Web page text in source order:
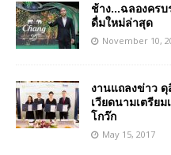
ช้าง…ฉลองครบ
ดื่มใหม่ล่าสุด
November 10,
งานแถลงข่าว
เวียดนามเตรีย
โกว๊ก
May 15, 2017